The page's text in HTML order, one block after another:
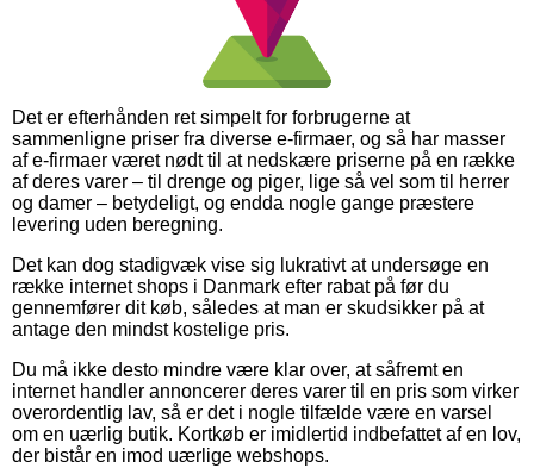
Det er efterhånden ret simpelt for forbrugerne at
sammenligne priser fra diverse e-firmaer, og så har masser
af e-firmaer været nødt til at nedskære priserne på en række
af deres varer – til drenge og piger, lige så vel som til herrer
og damer – betydeligt, og endda nogle gange præstere
levering uden beregning.
Det kan dog stadigvæk vise sig lukrativt at undersøge en
række internet shops i Danmark efter rabat på før du
gennemfører dit køb, således at man er skudsikker på at
antage den mindst kostelige pris.
Du må ikke desto mindre være klar over, at såfremt en
internet handler annoncerer deres varer til en pris som virker
overordentlig lav, så er det i nogle tilfælde være en varsel
om en uærlig butik. Kortkøb er imidlertid indbefattet af en lov,
der bistår en imod uærlige webshops.